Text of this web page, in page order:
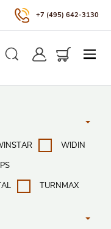
+7 (495) 642-3130
WIDIN
TURNMAX